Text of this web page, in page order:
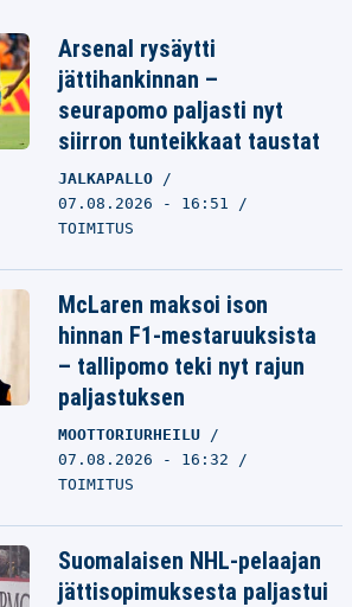
Arsenal rysäytti
jättihankinnan –
seurapomo paljasti nyt
siirron tunteikkaat taustat
JALKAPALLO
07.08.2026 - 16:51
TOIMITUS
McLaren maksoi ison
hinnan F1-mestaruuksista
– tallipomo teki nyt rajun
paljastuksen
MOOTTORIURHEILU
07.08.2026 - 16:32
TOIMITUS
Suomalaisen NHL-pelaajan
jättisopimuksesta paljastui